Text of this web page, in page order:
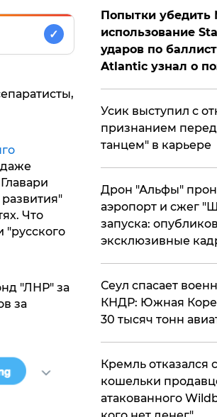
✓
Что
"ЛНР" за
за
Попытки убедить
использование
ударов по
Atlantic узнал о
Усик выступил с
признанием
танцем" в карьере
Дрон "Альфы"
аэропорт и сжег
запуска:
эксклюзивные
​Сеул спасает
КНДР: Южная
30 тысяч тонн
Кремль отказался
кошельки
атакованного